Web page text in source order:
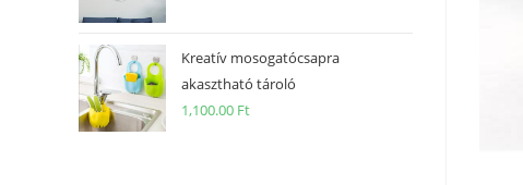
Kreatív mosogatócsapra
akasztható tároló
1,100.00 Ft